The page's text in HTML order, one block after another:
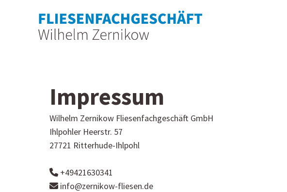
Impressum
Wilhelm Zernikow Fliesenfachgeschäft GmbH
Ihlpohler Heerstr. 57
27721 Ritterhude-Ihlpohl
 +49421630341
 info@zernikow-fliesen.de